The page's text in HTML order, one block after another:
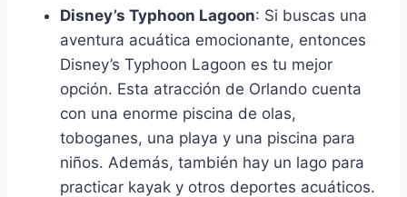
Disney’s Typhoon Lagoon: Si buscas una
aventura acuática emocionante, entonces
Disney’s Typhoon Lagoon es tu mejor
opción. Esta atracción de Orlando cuenta
con una enorme piscina de olas,
toboganes, una playa y una piscina para
niños. Además, también hay un lago para
practicar kayak y otros deportes acuáticos.